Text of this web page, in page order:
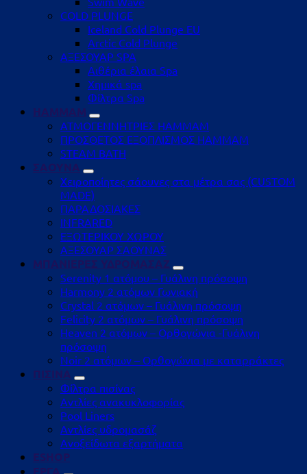
COLD PLUNGE
Iceland Cold Plunge EU
Arctic Cold Plunge
ΑΞΕΣΟΥΑΡ SPA
Αιθέρια έλαια Spa
Χημικά spa
Φίλτρα Spa
HAMMAM
ΑΤΜΟΓΕΝΝΗΤΡΙΕΣ HAMMAM
ΠΡΟΣΘΕΤΟΣ ΕΞΟΠΛΙΣΜΟΣ HAMMAM
STEAM BATH
ΣΑΟΥΝΑ
Χειροποίητες σάουνες στα μέτρα σας (CUSTOM
MADE)
ΠΑΡΑΔΟΣΙΑΚΕΣ
INFRARED
ΕΞΩΤΕΡΙΚΟΥ ΧΩΡΟΥ
ΑΞΕΣΟΥΑΡ ΣΑΟΥΝΑΣ
ΜΠΑΝΙΕΡΕΣ ΥΔΡΟΜΑΣΑΖ
Serenity 1 ατόμου – Γυάλινη πρόσοψη
Harmony 2 ατόμων Γωνιακή
Crystal 2 ατόμων – Γυάλινη πρόσοψη
Felicity 2 ατόμων – Γυάλινη πρόσοψη
Heaven 2 ατόμων – Ορθογώνια -Γυάλινη
πρόσοψη
Noir 2 ατόμων – Ορθογώνια με καταρράκτες
ΠΙΣΙΝΑ
Φίλτρα πισίνας
Αντλίες ανακυκλοφορίας
Pool Liners
Αντλίες υδρομασάζ
Ανοξείδωτα εξαρτήματα
ESHOP